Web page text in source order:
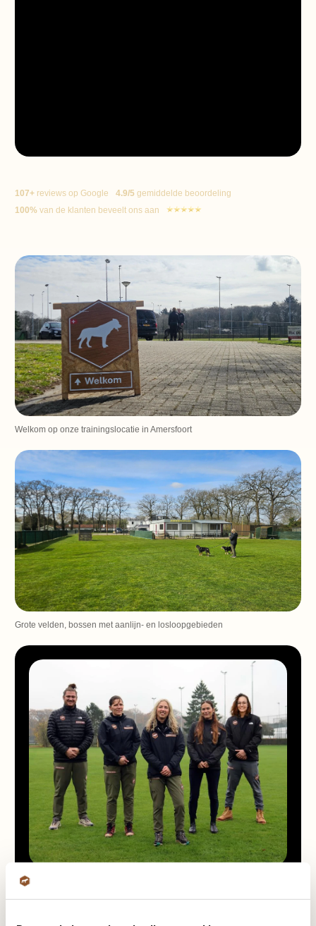
107+ reviews op Google 4.9/5 gemiddelde beoordeling
100% van de klanten beveelt ons aan
Welkom op onze trainingslocatie in Amersfoort
Grote velden, bossen met aanlijn- en losloopgebieden